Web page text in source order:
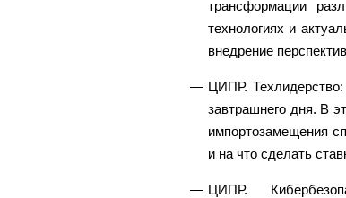
трансформации
технологиях и
внедрение
ЦИПР. Техлидерство:
завтрашнего дня. В
импортозамещения
и на что сделать
ЦИПР.